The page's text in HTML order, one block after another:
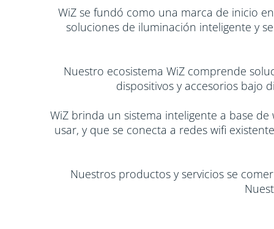
WiZ se fundó como una marca de inicio
soluciones de iluminación inteligente y
Nuestro ecosistema WiZ comprende
dispositivos y accesorios bajo
WiZ brinda un sistema inteligente a base
usar, y que se conecta a redes wifi
Nuestros productos y servicios se